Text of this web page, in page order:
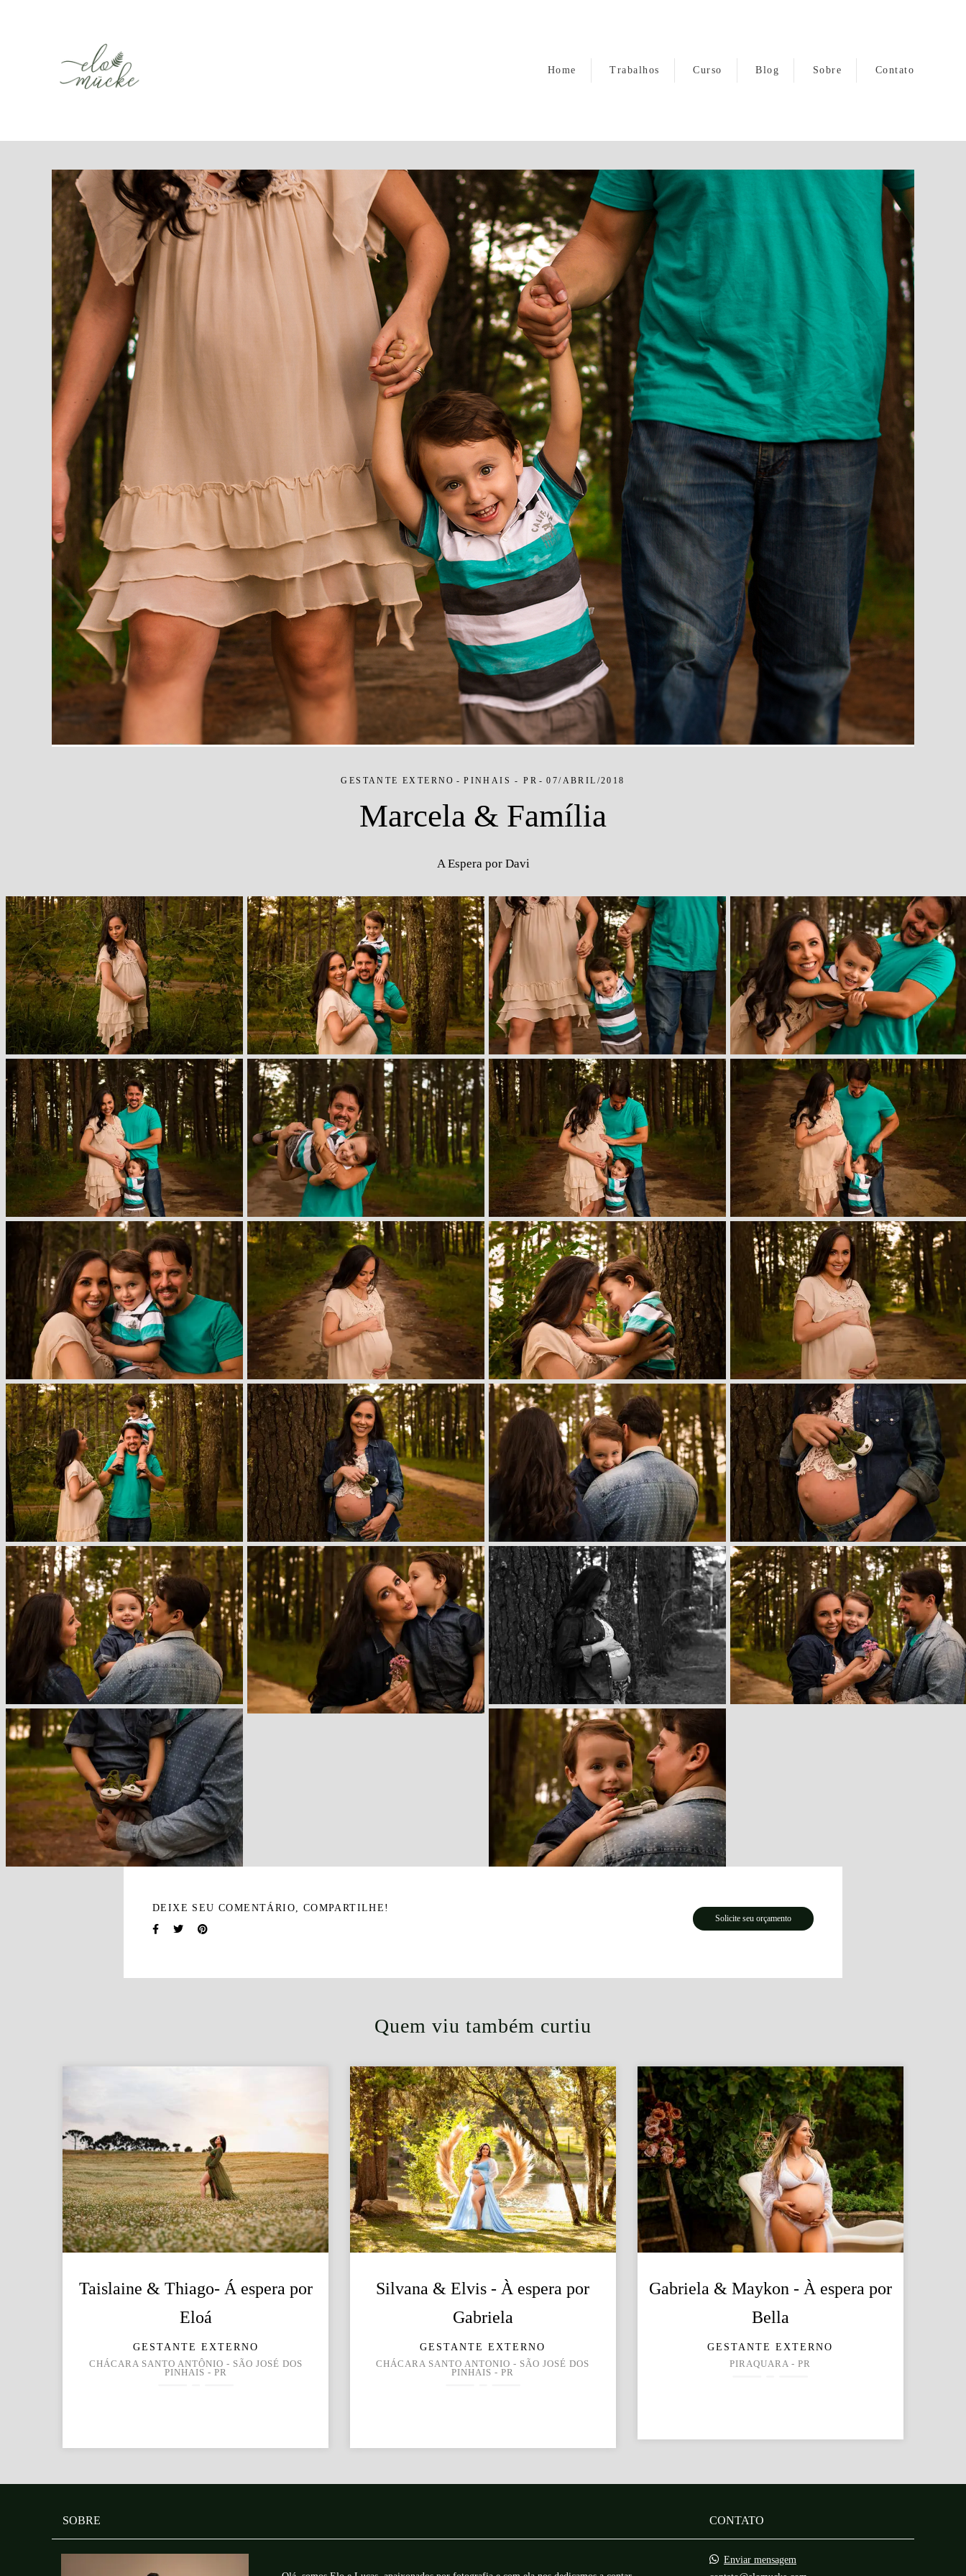
Home Trabalhos Curso Blog Sobre Contato
GESTANTE EXTERNO PINHAIS - PR 07/ABRIL/2018
Marcela & Família
A Espera por Davi
DEIXE SEU COMENTÁRIO, COMPARTILHE!
Solicite seu orçamento
Quem viu também curtiu
Taislaine & Thiago- Á espera por
Eloá
GESTANTE EXTERNO
CHÁCARA SANTO ANTÔNIO - SÃO JOSÉ DOS
PINHAIS - PR
Silvana & Elvis - À espera por
Gabriela
GESTANTE EXTERNO
CHÁCARA SANTO ANTONIO - SÃO JOSÉ DOS
PINHAIS - PR
Gabriela & Maykon - À espera por
Bella
GESTANTE EXTERNO
PIRAQUARA - PR
SOBRE CONTATO
Enviar mensagem